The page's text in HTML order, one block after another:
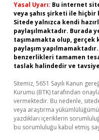
Yasal Uyarı: Bu internet
veya şahıs şirketi ile hiçbir
Sitede yalnızca kendi
paylaşılmaktadır. Burada
taşımamakta olup, gerçek
paylaşım
benzerlikleri tamamen
taslak halindedir ve
Sitemiz, 5651 Sayılı Kanun
Kurumu (BTK) tarafından
vermektedir. Bu nedenle,
veya araştırma
yazdıkları içeriklerin
bu sorumluluğu kabul etmiş